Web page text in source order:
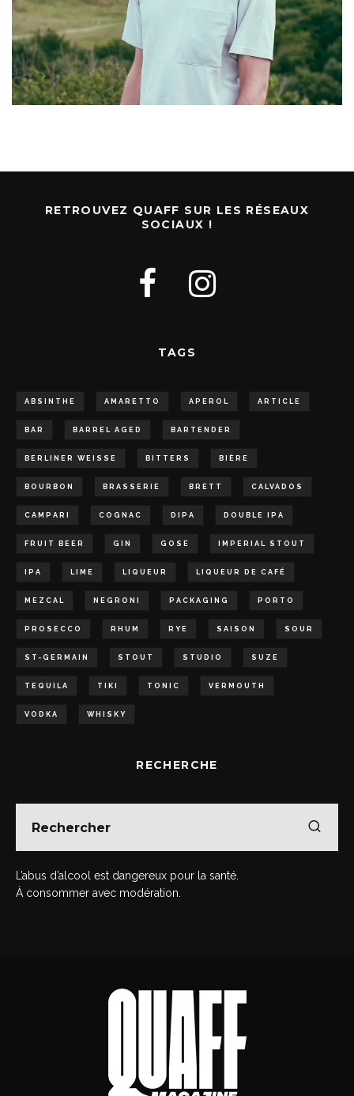
RETROUVEZ QUAFF SUR LES RÉSEAUX
SOCIAUX !
TAGS
ABSINTHE AMARETTO APEROL ARTICLE
BAR BARREL AGED BARTENDER
BERLINER WEISSE BITTERS BIÈRE
BOURBON BRASSERIE BRETT CALVADOS
CAMPARI COGNAC DIPA DOUBLE IPA
FRUIT BEER GIN GOSE IMPERIAL STOUT
IPA LIME LIQUEUR LIQUEUR DE CAFÉ
MEZCAL NEGRONI PACKAGING PORTO
PROSECCO RHUM RYE SAISON SOUR
ST-GERMAIN STOUT STUDIO SUZE
TEQUILA TIKI TONIC VERMOUTH
VODKA WHISKY
RECHERCHE
L’abus d’alcool est dangereux pour la santé.
À consommer avec modération.